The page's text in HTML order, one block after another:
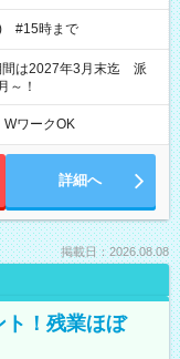
#15時まで
間は2027年3月末迄 派
～！
WワークOK
詳細へ
掲載日：2026.08.08
ト！残業ほぼ